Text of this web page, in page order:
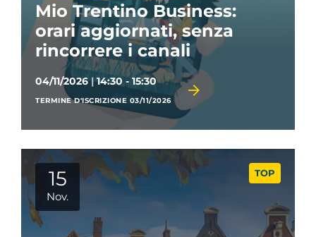
Mio Trentino Business:
orari aggiornati, senza
rincorrere i canali
04/11/2026|14:30 - 15:30
TERMINE D'ISCRIZIONE 03/11/2026
TOP
15
Nov.